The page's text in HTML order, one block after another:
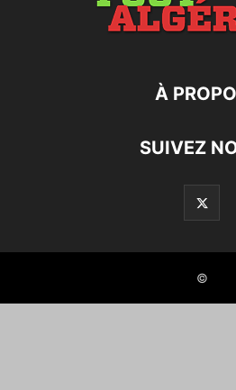
À
SUIVEZ
©